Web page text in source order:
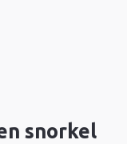
snorkel